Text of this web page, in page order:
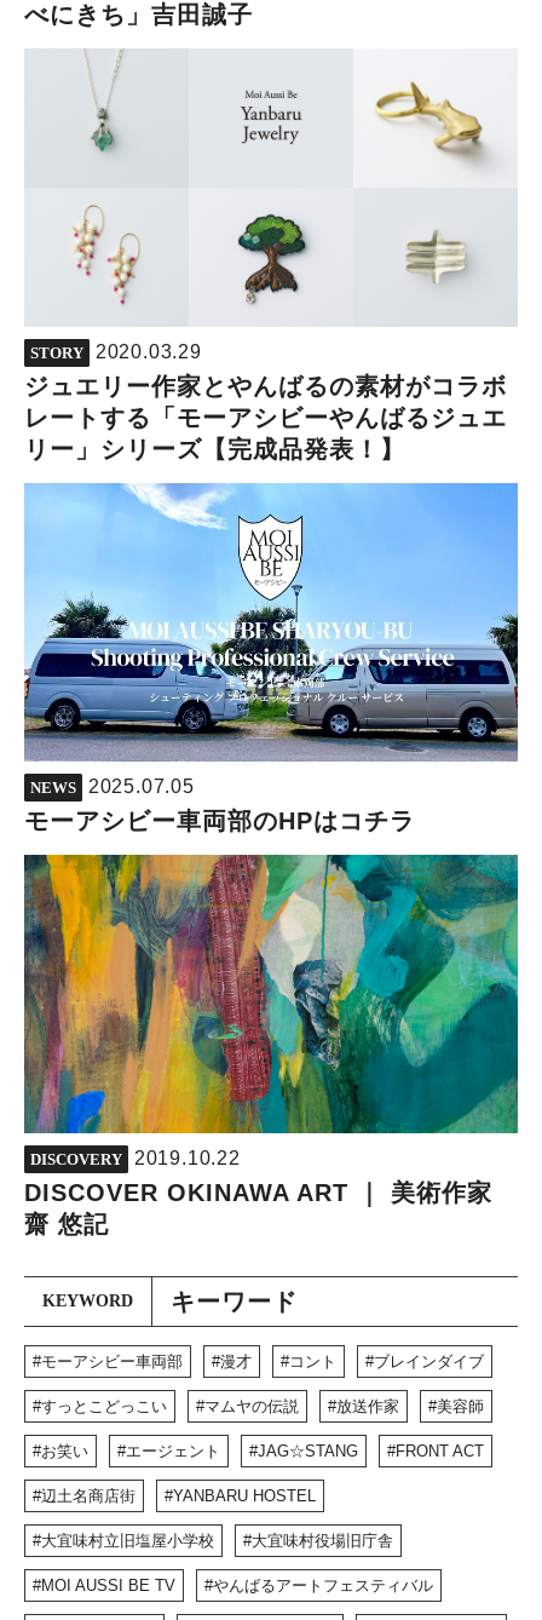
べにきち」吉田誠子
STORY 2020.03.29
ジュエリー作家とやんばるの素材がコラボ
レートする「モーアシビーやんばるジュエ
リー」シリーズ【完成品発表！】
NEWS 2025.07.05
モーアシビー車両部のHPはコチラ
DISCOVERY 2019.10.22
DISCOVER OKINAWA ART ｜ 美術作家
齋 悠記
キーワード
KEYWORD
モーアシビー車両部 漫才 コント ブレインダイブ
すっとこどっこい マムヤの伝説 放送作家 美容師
お笑い エージェント JAG☆STANG FRONT ACT
辺土名商店街 YANBARU HOSTEL
大宜味村立旧塩屋小学校 大宜味村役場旧庁舎
MOI AUSSI BE TV やんばるアートフェスティバル